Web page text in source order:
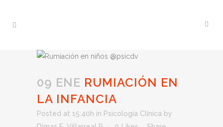
09 ENE RUMIACIÓN EN
LA INFANCIA
Posted at 15:40h in Psicología Clínica by